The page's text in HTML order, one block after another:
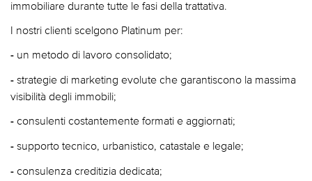
immobiliare durante tutte le fasi della trattativa.
I nostri clienti scelgono Platinum per:
- un metodo di lavoro consolidato;
- strategie di marketing evolute che garantiscono la massima
visibilità degli immobili;
- consulenti costantemente formati e aggiornati;
- supporto tecnico, urbanistico, catastale e legale;
- consulenza creditizia dedicata;